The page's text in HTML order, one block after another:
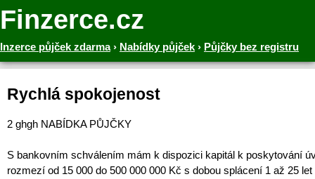
Finzerce.cz
Inzerce půjček zdarma› Nabídky půjček › Půjčky bez registru
Rychlá spokojenost
2 ghgh NABÍDKA PŮJČKY
S bankovním schválením mám k dispozici kapitál k poskytování
rozmezí od 15 000 do 500 000 000 Kč s dobou splácení 1 až 25